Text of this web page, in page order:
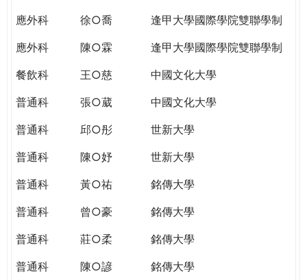
應外科
徐○喬
逢甲大學國際學院雙聯學制
應外科
陳○霖
逢甲大學國際學院雙聯學制
餐飲科
王○慈
中國文化大學
普通科
張○葳
中國文化大學
普通科
邱○彤
世新大學
普通科
陳○妤
世新大學
普通科
黃○祐
銘傳大學
普通科
曾○豪
銘傳大學
普通科
莊○柔
銘傳大學
普通科
陳○諺
銘傳大學